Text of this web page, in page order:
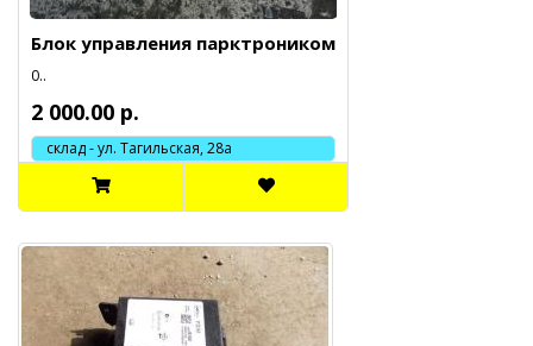
Блок управления парктроником
0..
2 000.00 р.
склад - ул. Тагильская, 28а